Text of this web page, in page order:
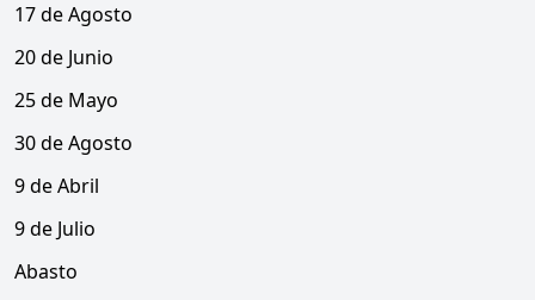
17 de Agosto
20 de Junio
25 de Mayo
30 de Agosto
9 de Abril
9 de Julio
Abasto